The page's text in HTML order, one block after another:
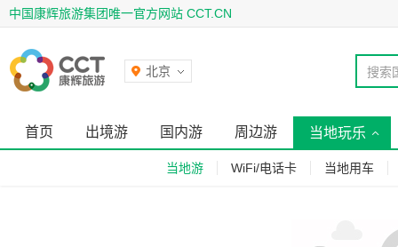
中国康辉旅游集团唯一官方网站 CCT.CN
北京 搜索
首页 出境游 国内游 周边游 当地玩乐
当地游 WiFi/电话卡 当地用车